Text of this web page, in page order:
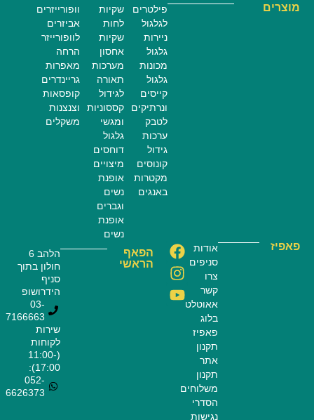
מוצרים
פילטרים
לגלגול
ניירות
גלגול
מכונות
גלגול
קייסים
ונרתיקים
לטבק
ערכות
גידול
קונוסים
מקטרות
באנגים
שקיות
לחות
שקיות
אחסון
מערכות
תאורה
לגידול
קססוניות
ומגשי
גלגול
דוחסים
מיצויים
אופנת
נשים
וגברים
אופנת
נשים
וופורייזרים
אביזרים
לוופורייזר
הרחה
מאפרות
גריינדרים
קופסאות
וצנצנות
משקלים
פאפיז
אודות
סניפים
צרו
קשר
אאוטלט
בלוג
פאפיז
תקנון
אתר
תקנון
משלוחים
הסדרי
נגישות
הפאף
הראשי
הלהב 6
חולון בתוך
סניף
הידרושופ
03-
7166663
שירות
לקוחות
(11:00-
17:00):
052-
6626373